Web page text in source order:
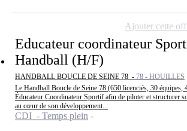
Educateur coordinateur
Handball (H/F)
HANDBALL BOUCLE DE SEINE 78 - 78 - HOUILLES
Le Handball Boucle de Seine 78 (650 licenciés, 30 équipes,
Éducateur Coordinateur Sportif afin de piloter et structurer
au cœur de son développement...
CDI - Temps plein
Ajouter cette